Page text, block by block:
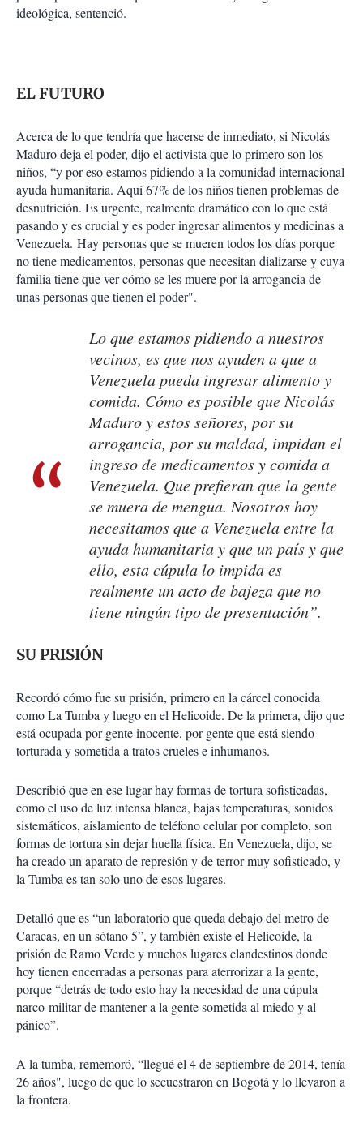
ideológica, sentenció.
EL FUTURO
Acerca de lo que tendría que hacerse de inmediato, si Nicolás
Maduro deja el poder, dijo el activista que lo primero son los
niños, “y por eso estamos pidiendo a la comunidad internacional
ayuda humanitaria. Aquí 67% de los niños tienen problemas de
desnutrición. Es urgente, realmente dramático con lo que está
pasando y es crucial y es poder ingresar alimentos y medicinas a
Venezuela. Hay personas que se mueren todos los días porque
no tiene medicamentos, personas que necesitan dializarse y cuya
familia tiene que ver cómo se les muere por la arrogancia de
unas personas que tienen el poder".
Lo que estamos pidiendo a nuestros
vecinos, es que nos ayuden a que a
Venezuela pueda ingresar alimento y
comida. Cómo es posible que Nicolás
Maduro y estos señores, por su
arrogancia, por su maldad, impidan el
ingreso de medicamentos y comida a
Venezuela. Que prefieran que la gente
se muera de mengua. Nosotros hoy
necesitamos que a Venezuela entre la
ayuda humanitaria y que un país y que
ello, esta cúpula lo impida es
realmente un acto de bajeza que no
tiene ningún tipo de presentación”.
SU PRISIÓN
Recordó cómo fue su prisión, primero en la cárcel conocida
como La Tumba y luego en el Helicoide. De la primera, dijo que
está ocupada por gente inocente, por gente que está siendo
torturada y sometida a tratos crueles e inhumanos.
Describió que en ese lugar hay formas de tortura sofisticadas,
como el uso de luz intensa blanca, bajas temperaturas, sonidos
sistemáticos, aislamiento de teléfono celular por completo, son
formas de tortura sin dejar huella física. En Venezuela, dijo, se
ha creado un aparato de represión y de terror muy sofisticado, y
la Tumba es tan solo uno de esos lugares.
Detalló que es “un laboratorio que queda debajo del metro de
Caracas, en un sótano 5”, y también existe el Helicoide, la
prisión de Ramo Verde y muchos lugares clandestinos donde
hoy tienen encerradas a personas para aterrorizar a la gente,
porque “detrás de todo esto hay la necesidad de una cúpula
narco-militar de mantener a la gente sometida al miedo y al
pánico”.
A la tumba, rememoró, “llegué el 4 de septiembre de 2014, tenía
26 años", luego de que lo secuestraron en Bogotá y lo llevaron a
la frontera.